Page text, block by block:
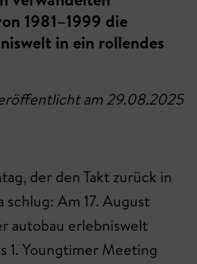
1981–1999 die
in ein rollendes
am 29.08.2025
der den Takt zurück in
schlug: Am 17. August
autobau erlebniswelt
1. Youngtimer Meeting